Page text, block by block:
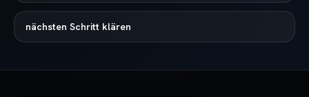
nächsten Schritt klären